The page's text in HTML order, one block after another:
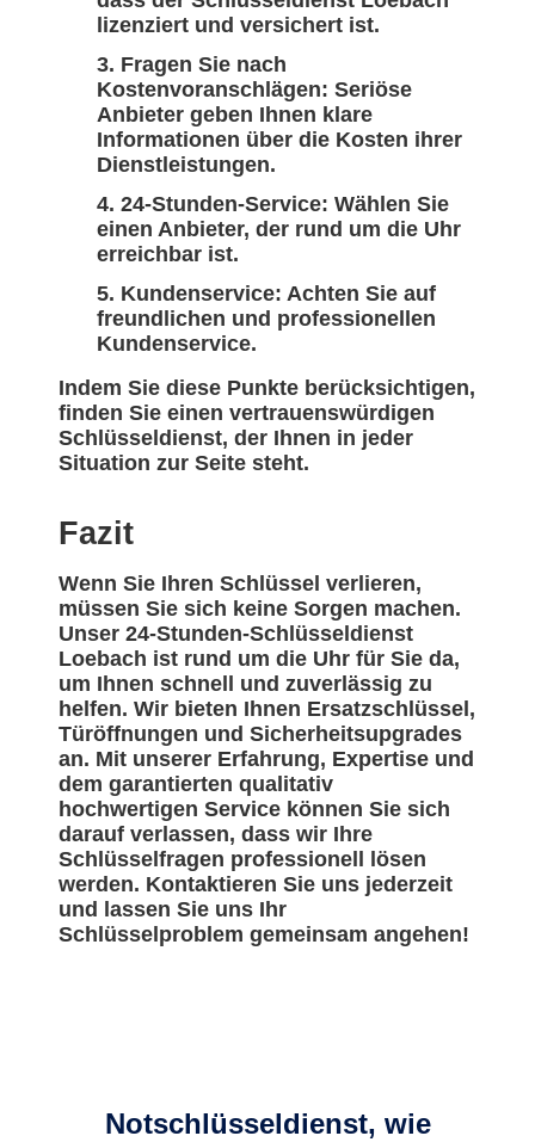
lizenziert und versichert ist.
Fragen Sie nach
Kostenvoranschlägen: Seriöse
Anbieter geben Ihnen klare
Informationen über die Kosten ihrer
Dienstleistungen.
24-Stunden-Service: Wählen Sie
einen Anbieter, der rund um die Uhr
erreichbar ist.
Kundenservice: Achten Sie auf
freundlichen und professionellen
Kundenservice.
Indem Sie diese Punkte berücksichtigen,
finden Sie einen vertrauenswürdigen
Schlüsseldienst, der Ihnen in jeder
Situation zur Seite steht.
Fazit
Wenn Sie Ihren Schlüssel verlieren,
müssen Sie sich keine Sorgen machen.
Unser 24-Stunden-Schlüsseldienst
Loebach ist rund um die Uhr für Sie da,
um Ihnen schnell und zuverlässig zu
helfen. Wir bieten Ihnen Ersatzschlüssel,
Türöffnungen und Sicherheitsupgrades
an. Mit unserer Erfahrung, Expertise und
dem garantierten qualitativ
hochwertigen Service können Sie sich
darauf verlassen, dass wir Ihre
Schlüsselfragen professionell lösen
werden. Kontaktieren Sie uns jederzeit
und lassen Sie uns Ihr
Schlüsselproblem gemeinsam angehen!
Notschlüsseldienst, wie